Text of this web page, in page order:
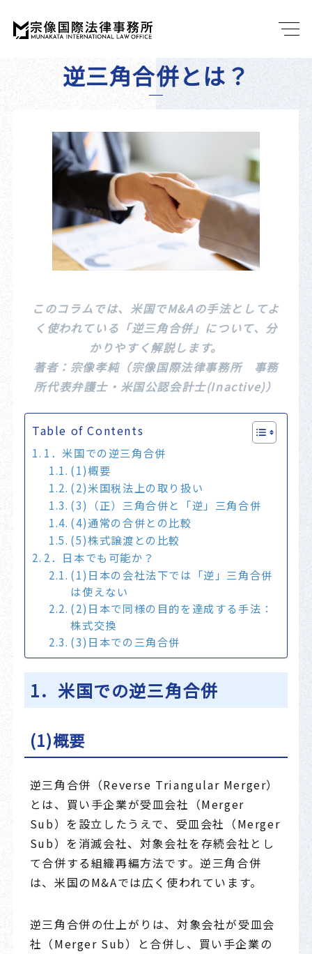
逆三角合併とは？
このコラムでは、米国でM&Aの手法としてよ
く使われている「逆三角合併」について、分
かりやすく解説します。
著者：宗像孝純（宗像国際法律事務所 事務
所代表弁護士・米国公認会計士(Inactive)）
Table of Contents
1．米国での逆三角合併
(1)概要
(2)米国税法上の取り扱い
(3)（正）三角合併と「逆」三角合併
(4)通常の合併との比較
(5)株式譲渡との比較
2．日本でも可能か？
(1)日本の会社法下では「逆」三角合併
は使えない
(2)日本で同様の目的を達成する手法：
株式交換
(3)日本での三角合併
1．米国での逆三角合併
(1)概要
逆三角合併（Reverse Triangular Merger）
とは、買い手企業が受皿会社（Merger
Sub）を設立したうえで、受皿会社（Merger
Sub）を消滅会社、対象会社を存続会社とし
て合併する組織再編方法です。逆三角合併
は、米国のM&Aでは広く使われています。
逆三角合併の仕上がりは、対象会社が受皿会
社（Merger Sub）と合併し、買い手企業の